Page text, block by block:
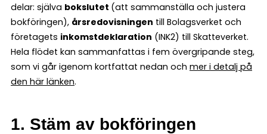
delar: själva bokslutet (att sammanställa och justera
bokföringen), årsredovisningen till Bolagsverket och
företagets inkomstdeklaration (INK2) till Skatteverket.
Hela flödet kan sammanfattas i fem övergripande steg,
som vi går igenom kortfattat nedan och mer i detalj på
den här länken.
1. Stäm av bokföringen